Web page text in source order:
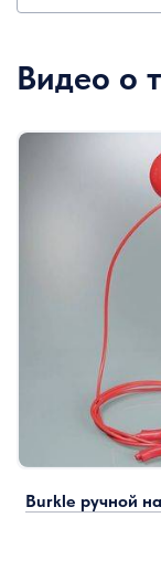
Видео о
Burkle ручной